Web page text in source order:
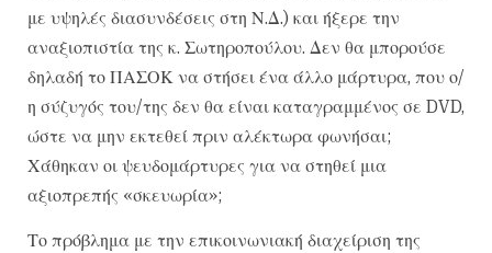
με υψηλές διασυνδέσεις στη Ν.Δ.) και ήξερε την
αναξιοπιστία της κ. Σωτηροπούλου. Δεν θα μπορούσε
δηλαδή το ΠΑΣΟΚ να στήσει ένα άλλο μάρτυρα, που ο/
η σύζυγός του/της δεν θα είναι καταγραμμένος σε DVD,
ώστε να μην εκτεθεί πριν αλέκτωρα φωνήσαι;
Χάθηκαν οι ψευδομάρτυρες για να στηθεί μια
αξιοπρεπής «σκευωρία»;
Το πρόβλημα με την επικοινωνιακή διαχείριση της